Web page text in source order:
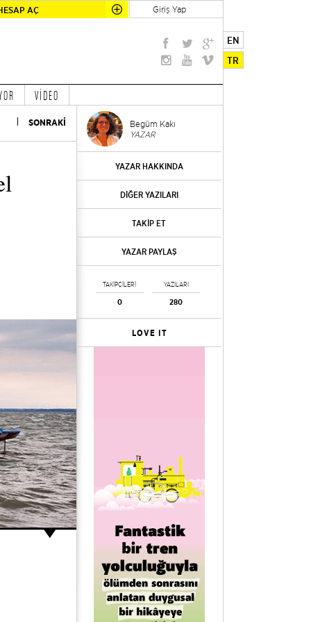
AÇ Giriş Yap
EN
TR
VİDEO
SONRAKİ Begüm Kakı
YAZAR
YAZAR HAKKINDA
DİĞER YAZILARI
TAKİP ET
YAZAR PAYLAŞ
TAKİPÇİLERİ
0
YAZILARI
280
LOVE IT